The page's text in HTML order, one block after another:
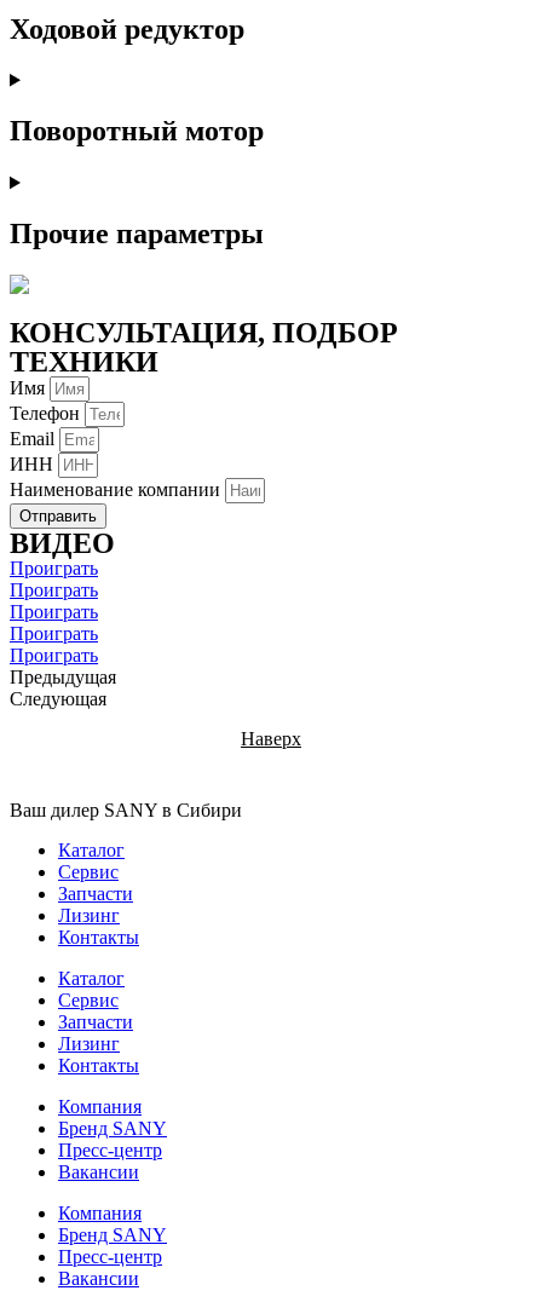
Ходовой редуктор
Поворотный мотор
Прочие параметры
КОНСУЛЬТАЦИЯ, ПОДБОР
ТЕХНИКИ
Имя
Телефон
Email
ИНН
Наименование компании
Отправить
ВИДЕО
Проиграть
Проиграть
Проиграть
Проиграть
Проиграть
Предыдущая
Следующая
Наверх
Ваш дилер SANY в Сибири
Каталог
Сервис
Запчасти
Лизинг
Контакты
Каталог
Сервис
Запчасти
Лизинг
Контакты
Компания
Бренд SANY
Пресс-центр
Вакансии
Компания
Бренд SANY
Пресс-центр
Вакансии